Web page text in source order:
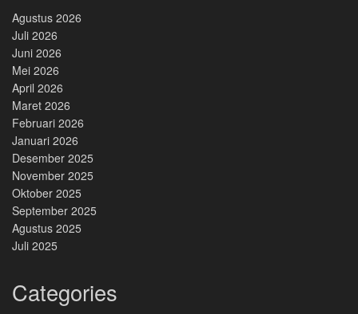
Agustus 2026
Juli 2026
Juni 2026
Mei 2026
April 2026
Maret 2026
Februari 2026
Januari 2026
Desember 2025
November 2025
Oktober 2025
September 2025
Agustus 2025
Juli 2025
Categories